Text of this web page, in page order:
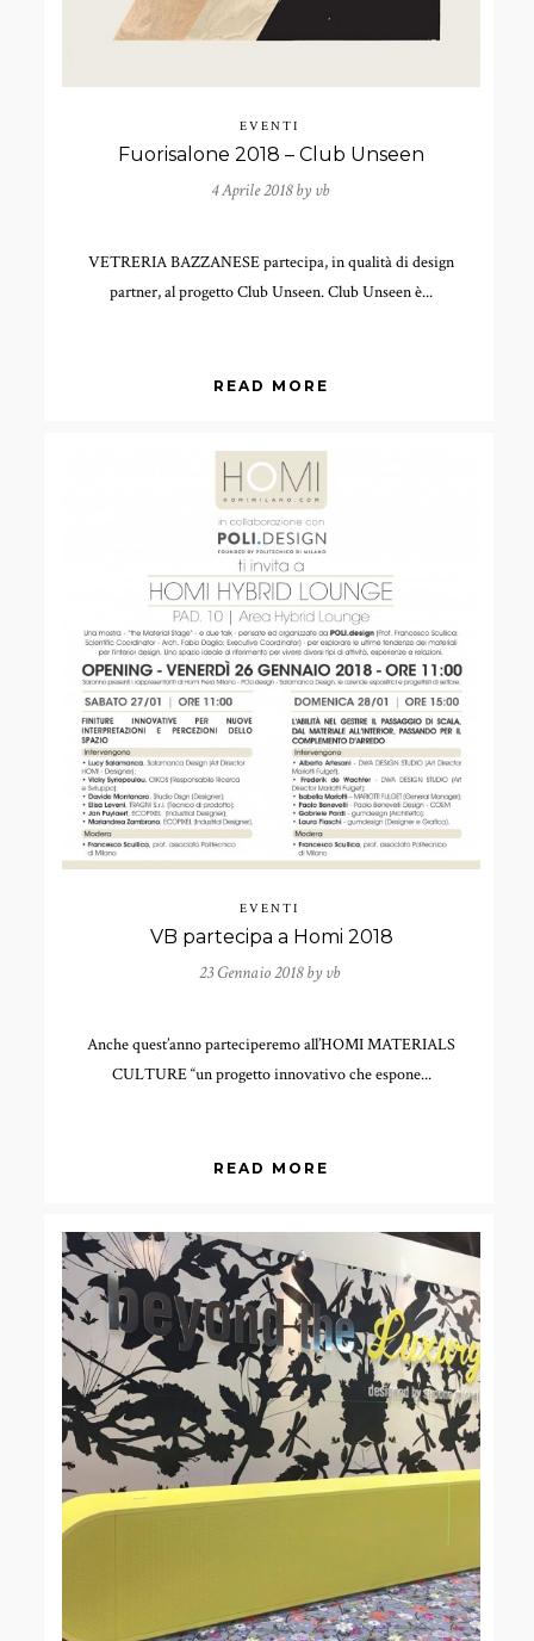
EVENTI
Fuorisalone 2018 – Club Unseen
4 Aprile 2018 by vb
VETRERIA BAZZANESE partecipa, in qualità di design
partner, al progetto Club Unseen. Club Unseen è...
READ MORE
EVENTI
VB partecipa a Homi 2018
23 Gennaio 2018 by vb
Anche quest’anno parteciperemo all’HOMI MATERIALS
CULTURE “un progetto innovativo che espone...
READ MORE